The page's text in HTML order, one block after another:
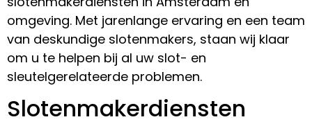
omgeving. Met jarenlange ervaring en een team
van deskundige slotenmakers, staan wij klaar
om u te helpen bij al uw slot- en
sleutelgerelateerde problemen.
Slotenmakerdiensten